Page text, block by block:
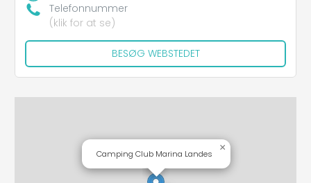
Telefonnummer
(klik for at se)
BESØG WEBSTEDET
Camping Club Marina Landes
×